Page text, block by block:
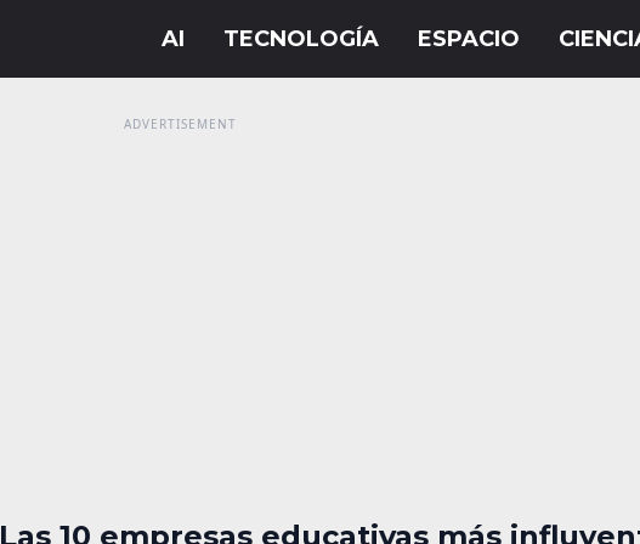
Las 10 empresas educativas más